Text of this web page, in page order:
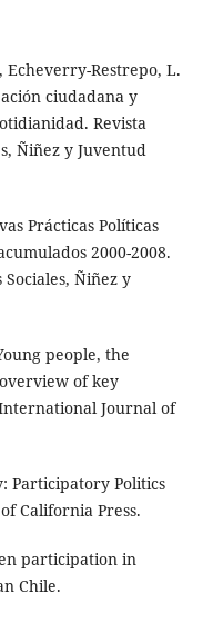
Echeverry-Restrepo, L.
ciudadana y
Revista
Ñiñez y Juventud
Prácticas Políticas
2000-2008.
Ñiñez y
people, the
of key
Journal of
Participatory Politics
California Press.
participation in
Chile.